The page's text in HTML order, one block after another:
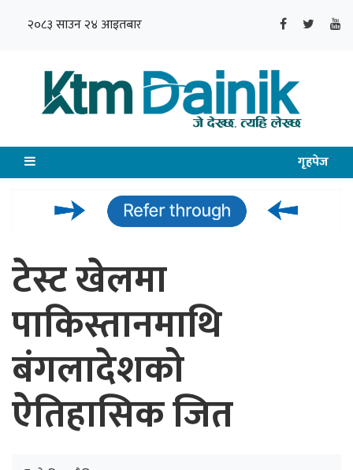
२०८३ साउन २४ आइतबार
गृहपेज
टेस्ट खेलमा
पाकिस्तानमाथि
बंगलादेशको
ऐतिहासिक जित